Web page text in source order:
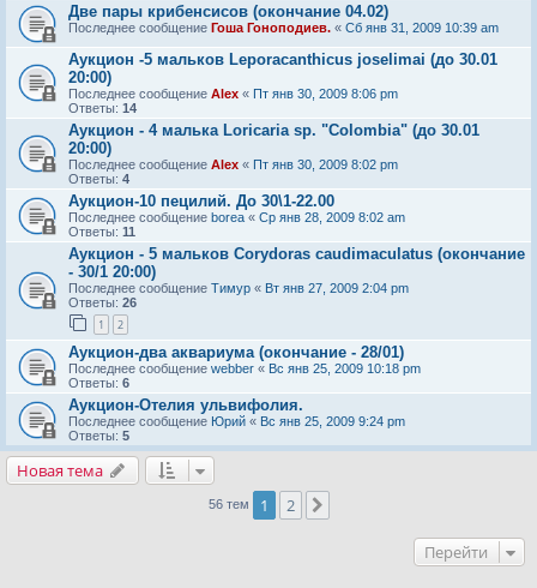
Две пары крибенсисов (окончание 04.02)
Последнее сообщение Гоша Гоноподиев. « Сб янв 31, 2009 10:39 am
Аукцион -5 мальков Leporacanthicus joselimai (до 30.01
20:00)
Последнее сообщение Alex « Пт янв 30, 2009 8:06 pm
Ответы: 14
Аукцион - 4 малька Loricaria sp. "Colombia" (до 30.01
20:00)
Последнее сообщение Alex « Пт янв 30, 2009 8:02 pm
Ответы: 4
Аукцион-10 пецилий. До 30\1-22.00
Последнее сообщение borea « Ср янв 28, 2009 8:02 am
Ответы: 11
Аукцион - 5 мальков Corydoras caudimaculatus (окончание
- 30/1 20:00)
Последнее сообщение Тимур « Вт янв 27, 2009 2:04 pm
Ответы: 26
1 2
Аукцион-два аквариума (окончание - 28/01)
Последнее сообщение webber « Вс янв 25, 2009 10:18 pm
Ответы: 6
Аукцион-Отелия ульвифолия.
Последнее сообщение Юрий « Вс янв 25, 2009 9:24 pm
Ответы: 5
Новая тема
56 тем 1 2
Перейти